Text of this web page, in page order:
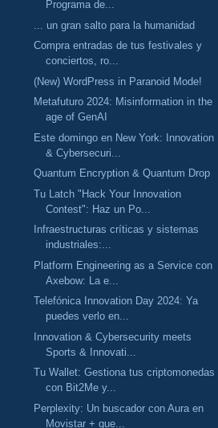
Programa de...
... un gran salto para la humanidad
Compra entradas de tus festivales y
conciertos, ro...
(New) WordPress in Paranoid Mode!
Metafuturo 2024: Misinformation in the
age of GenAI
Este domingo en New York: Innovation
& Cybersecuri...
Quantum Encryption & Quantum Drop
Tu Latch "Hack Your Innovation
Contest": Haz un Po...
Infraestructuras críticas y sistemas
industriales:...
Platform Engineering as a Service con
Axebow: La e...
Telefónica Innovation Day 2024: Ya
puedes verlo en...
Innovation & Cybersecurity meets
Sports & Innovati...
Tu Wallet: Gestiona tus criptomonedas
con Bit2Me y...
Perplexity: Un buscador con Aura en
Movistar + que...